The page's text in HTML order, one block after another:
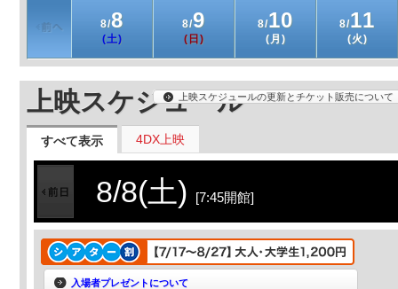
8/8
(土)
8/9
(日)
8/10
(月)
8/11
(火)
上映スケジュール
すべて表示 4DX上映
上映スケジュールの更新とチケット販売について
8/8(土) [7:45開館]
入場者プレゼントについて